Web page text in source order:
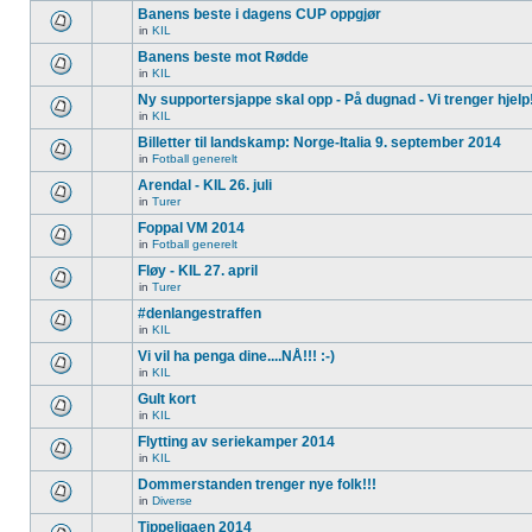
Banens beste i dagens CUP oppgjør
in KIL
Banens beste mot Rødde
in KIL
Ny supportersjappe skal opp - På dugnad - Vi trenger
in KIL
Billetter til landskamp: Norge-Italia 9. september 2014
in Fotball generelt
Arendal - KIL 26. juli
in Turer
Foppal VM 2014
in Fotball generelt
Fløy - KIL 27. april
in Turer
#denlangestraffen
in KIL
Vi vil ha penga dine....NÅ!!! :-)
in KIL
Gult kort
in KIL
Flytting av seriekamper 2014
in KIL
Dommerstanden trenger nye folk!!!
in Diverse
Tippeligaen 2014